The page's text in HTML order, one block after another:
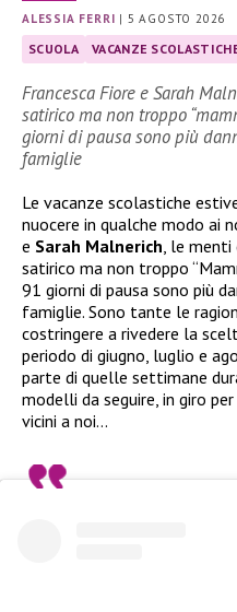
ALESSIA FERRI | 5 AGOSTO 2026
SCUOLA VACANZE
Francesca Fiore e Sarah
satirico ma non troppo
giorni di pausa sono più
famiglie
Le vacanze scolastiche
nuocere in qualche modo ai
e Sarah Malnerich , le
satirico ma non troppo
91 giorni di pausa sono più
famiglie. Sono tante le
costringere a rivedere la
periodo di giugno, luglio e
parte di quelle settimane
modelli da seguire, in giro
vicini a noi…